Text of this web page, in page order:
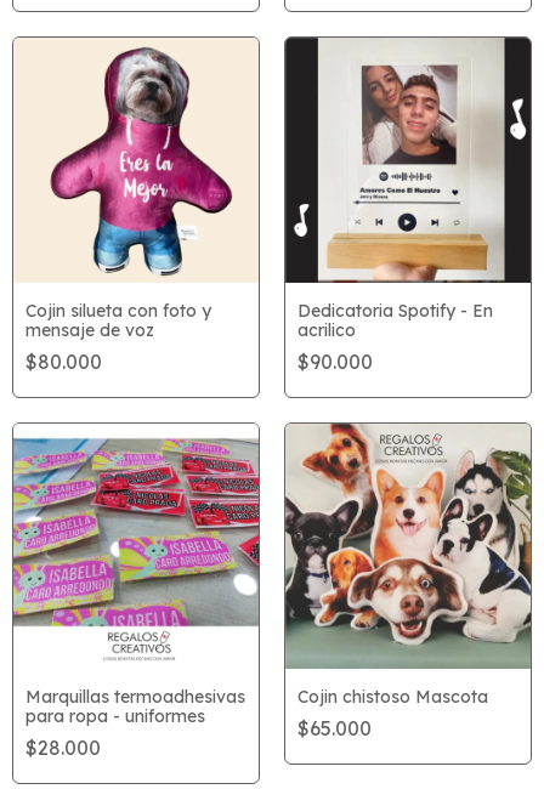
Cojin silueta con foto y
mensaje de voz
$80.000
Dedicatoria Spotify - En
acrilico
$90.000
Marquillas termoadhesivas
para ropa - uniformes
$28.000
Cojin chistoso Mascota
$65.000